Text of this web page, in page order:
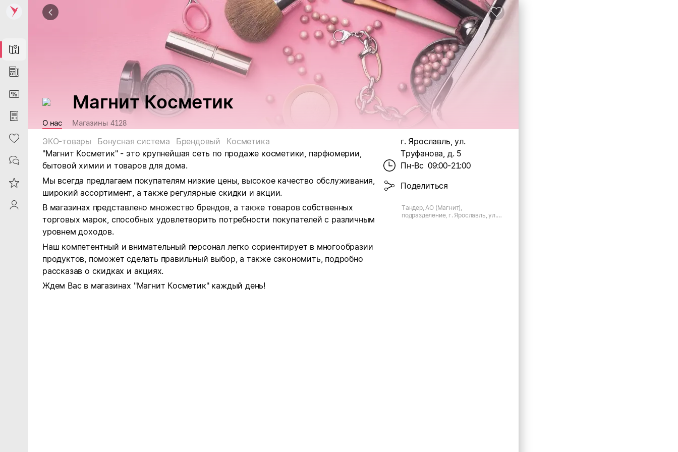
Map
News
DiscountCard
Purchases
Heart
Contacts
Reviews
ProfileSaby
Магнит Косметик
О нас Магазины 4128
ЭКО-товары Бонусная система Брендовый
Косметика
"Магнит Косметик" - это крупнейшая сеть по продаже косметики, парфюмерии,
бытовой химии и товаров для дома.
Мы всегда предлагаем покупателям низкие цены, высокое качество обслуживания,
широкий ассортимент, а также регулярные скидки и акции.
В магазинах представлено множество брендов, а также товаров собственных
торговых марок, способных удовлетворить потребности покупателей с различным
уровнем доходов.
Наш компетентный и внимательный персонал легко сориентирует в многообразии
продуктов, поможет сделать правильный выбор, а также сэкономить, подробно
рассказав о скидках и акциях.
Ждем Вас в магазинах "Магнит Косметик" каждый день!
г. Ярославль, ул.
Труфанова, д. 5
Пн-Вс 09:00-21:00
Поделиться
Тандер, АО (Магнит),
подразделение, г. Ярославль, ул.